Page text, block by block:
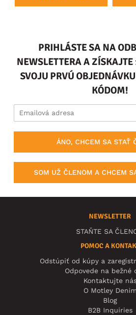
PRIHLÁSTE SA NA
NEWSLETTERA A
SVOJU PRVÚ
KÓDOM!
ÁNO, CHCEM SA STAŤ
SOM UŽ ČLENOM A CHCEM
NEWSLETTER
STAŇTE SA
POMOC A
Odstúpiť od kúpy a
Odpovede na bežné
Kontaktujte
O Motley Denim
Blog
B2B Inquiries